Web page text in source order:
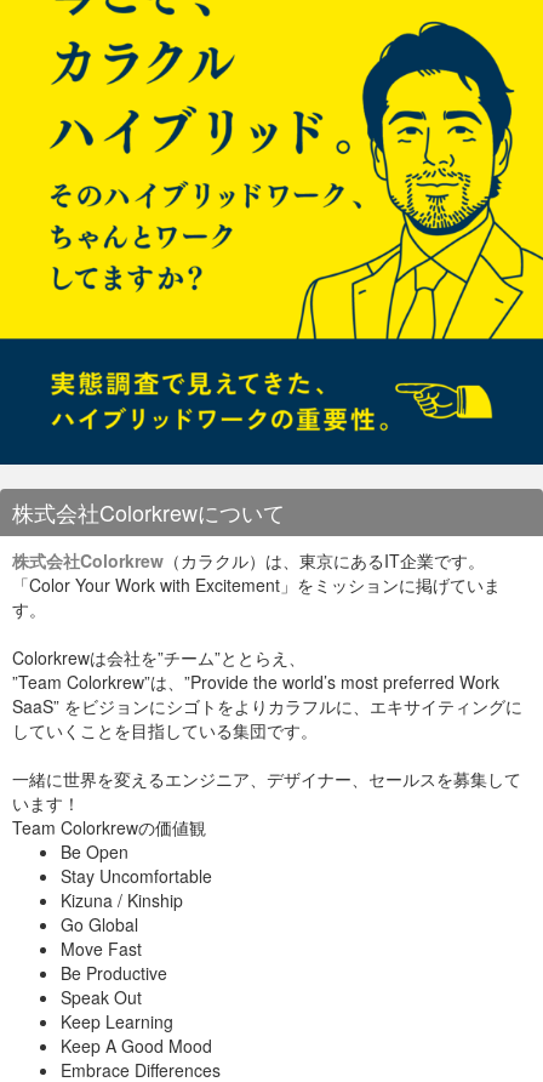
上記一覧表の中からColorkrewらしい施策をいくつか紹介しま
コミュニケーション施策紹介
マンスリービジネスレビュー
毎月、前月の全社業績および各事業業績を全社員に対して共
有、説明しています。 全社の売上や営業利益、各事業の人件費
や販管費にいたるまで、全てが公開されます。 また、各事業リ
ーダーがなぜそのような結果となったのか、今後の計画見通し
などを丁寧に説明します。 Colorkrewでは「オープン」をスピ
リッツの一つとして掲げていますが、まさにそれを体現してい
る施策といえます。 質問も自由にできるので、透明性の高い経
営を担保する上で非常に重要な施策です。
TGIF
ColorkrewのCEOである中村に、全社員がどんなことでも直接
質問できるカジュアルミーティングです。 毎週金曜日の夕方に
実施されています。 最近は新たに入社するメンバーが外国籍の
メンバーが多いため、基本的に英語での開催となっています。
ーティングなので、月に一度、日本人社員向けにも日本語で開
催しています。
All You Can Drink
ースがあるのですが、現在全てのドリンクを無料にしていま
す。 ソフトドリンクはもちろん、クラフトビールや缶チューハ
イなども無料で飲むことができます。 仕事が終わった後に雑談
しながら一杯飲んだり、チームに新たなメンバーが入社したと
きの歓迎会など、様々な機会に利用されています。 また、別施
策のGo to Drinkと組み合わせることで軽食＋飲み物が全て無料
になるといったような使い方もできます。
今後どんな施策を検討・実施
していくか
上記でピックアップした施策をはじめとした各コミュニケーシ
ョン施策にはそれぞれ効果を実感していますが、「これまでの
施策でカバーできていなかったコミュニケーションを補うため
の施策」や、「各施策をさらに推進するための追加施策」も現
■そもそもCulture Deck（カ
ルチャーデッキ）ってなに？
Culture Deckとは、企業哲学や経営理念、社員に期待する行動
などを具体的に表現し、網羅的にまとめたドキュメントです。
今日ではそれに類するものをリリースする企業が増えてきまし
たが、最も有名なものはNetflixのものではないでしょうか。
NetflixのCulture Deckは「シリコンバレーからうまれた最も重
要なドキュメント」とも呼ばれています。
■なぜ今Culture Deckを作ろ
うと思ったのか
つです。
速 ③様々な地域に住む社員
一つずつ説明します。
①全社的なコミュニケーションの減少コロナが流行し始めてす
ぐ、2020年2月18日からColorkrewでは「リモートワーク推奨」
としてかなり強く出社を制限してきました。 リモートワークメ
クリティカルな課題として捉え、様々な施策を実施してきまし
た。
リモートワークにおける「雑談」の重要性
株式会社Colorkrewについて
株式会社Colorkrew （カラクル）は、東京にあるIT企業です。
「Color Your Work with Excitement」をミッションに掲げていま
す。
Colorkrewは会社を”チーム”ととらえ、
”Team Colorkrew”は、”Provide the world’s most preferred Work
SaaS” をビジョンにシゴトをよりカラフルに、エキサイティングに
していくことを目指している集団です。
一緒に世界を変えるエンジニア、デザイナー、セールスを募集して
います！
Team Colorkrewの価値観
Be Open
Stay Uncomfortable
Kizuna / Kinship
Go Global
Move Fast
Be Productive
Speak Out
Keep Learning
Keep A Good Mood
Embrace Differences